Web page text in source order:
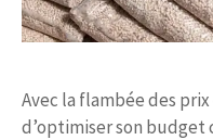
Avec la flambée des
d’optimiser son budget